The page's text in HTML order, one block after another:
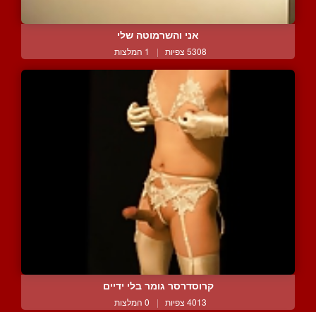
אני והשרמוטה שלי
5308 צפיות | 1 המלצות
קרוסדרסר גומר בלי ידיים
4013 צפיות | 0 המלצות